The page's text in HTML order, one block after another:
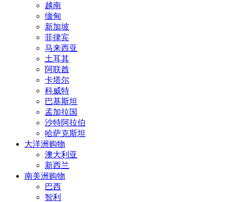
越南
缅甸
新加坡
菲律宾
马来西亚
土耳其
阿联酋
卡塔尔
科威特
巴基斯坦
孟加拉国
沙特阿拉伯
哈萨克斯坦
大洋洲购物
澳大利亚
新西兰
南美洲购物
巴西
智利